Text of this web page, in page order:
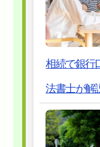
相続で銀行
法書士が解